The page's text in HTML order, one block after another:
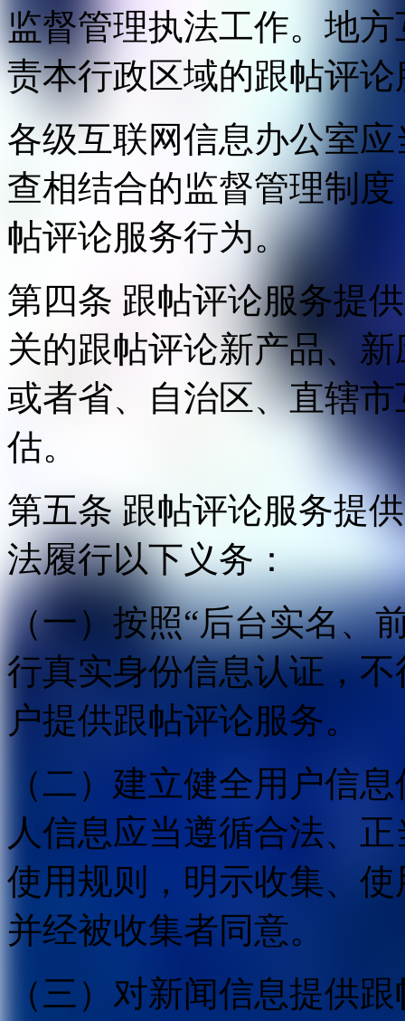
监督管理执法工作。地
责本行政区域的跟帖评
各级互联网信息办公室
查相结合的监督管理制
帖评论服务行为。
第四条 跟帖评论服务提
关的跟帖评论新产品、
或者省、自治区、直辖
估。
第五条 跟帖评论服务提
法履行以下义务：
（一）按照“后台实名、
行真实身份信息认证，
户提供跟帖评论服务。
（二）建立健全用户信
人信息应当遵循合法、
使用规则，明示收集、
并经被收集者同意。
（三）对新闻信息提供